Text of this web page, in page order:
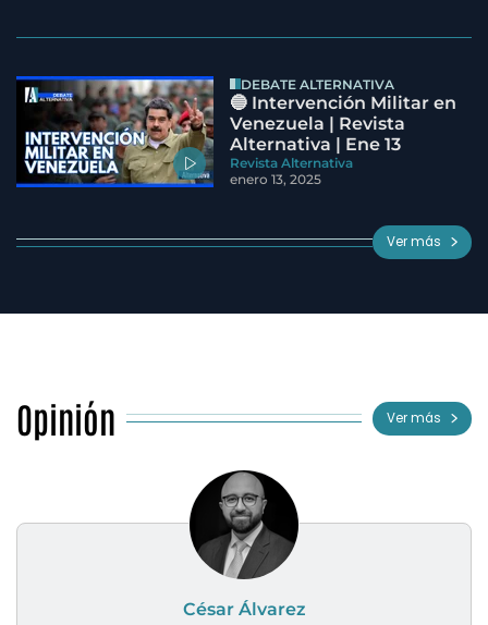
DEBATE ALTERNATIVA
🔵 Intervención Militar en
Venezuela | Revista
Alternativa | Ene 13
Revista Alternativa
enero 13, 2025
Ver más
Opinión Ver más
César Álvarez